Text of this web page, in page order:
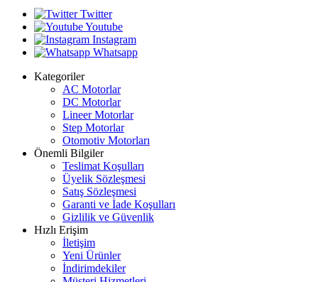
Twitter
Youtube
Instagram
Whatsapp
Kategoriler
AC Motorlar
DC Motorlar
Lineer Motorlar
Step Motorlar
Otomotiv Motorları
Önemli Bilgiler
Teslimat Koşulları
Üyelik Sözleşmesi
Satış Sözleşmesi
Garanti ve İade Koşulları
Gizlilik ve Güvenlik
Hızlı Erişim
İletişim
Yeni Ürünler
İndirimdekiler